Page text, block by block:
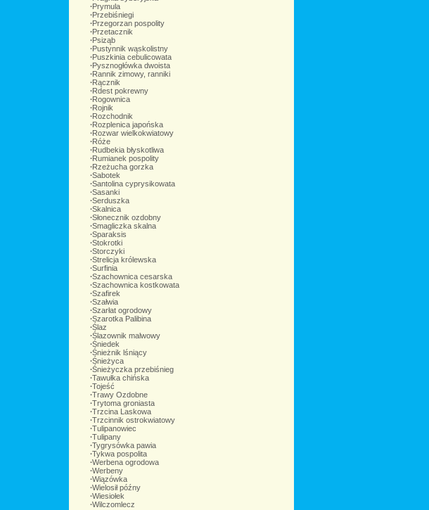
∙Prymula
∙Przebiśniegi
∙Przegorzan pospolity
∙Przetacznik
∙Psiząb
∙Pustynnik wąskolistny
∙Puszkinia cebulicowata
∙Pysznogłówka dwoista
∙Rannik zimowy, ranniki
∙Rącznik
∙Rdest pokrewny
∙Rogownica
∙Rojnik
∙Rozchodnik
∙Rozplenica japońska
∙Rozwar wielkokwiatowy
∙Róże
∙Rudbekia błyskotliwa
∙Rumianek pospolity
∙Rzeżucha gorzka
∙Sabotek
∙Santolina cyprysikowata
∙Sasanki
∙Serduszka
∙Skalnica
∙Słonecznik ozdobny
∙Smagliczka skalna
∙Sparaksis
∙Stokrotki
∙Storczyki
∙Strelicja królewska
∙Surfinia
∙Szachownica cesarska
∙Szachownica kostkowata
∙Szafirek
∙Szałwia
∙Szarłat ogrodowy
∙Szarotka Palibina
∙Ślaz
∙Ślazownik malwowy
∙Śniedek
∙Śnieżnik lśniący
∙Śnieżyca
∙Śnieżyczka przebiśnieg
∙Tawułka chińska
∙Tojeść
∙Trawy Ozdobne
∙Trytoma groniasta
∙Trzcina Laskowa
∙Trzcinnik ostrokwiatowy
∙Tulipanowiec
∙Tulipany
∙Tygrysówka pawia
∙Tykwa pospolita
∙Werbena ogrodowa
∙Werbeny
∙Wiązówka
∙Wielosił późny
∙Wiesiołek
∙Wilczomlecz